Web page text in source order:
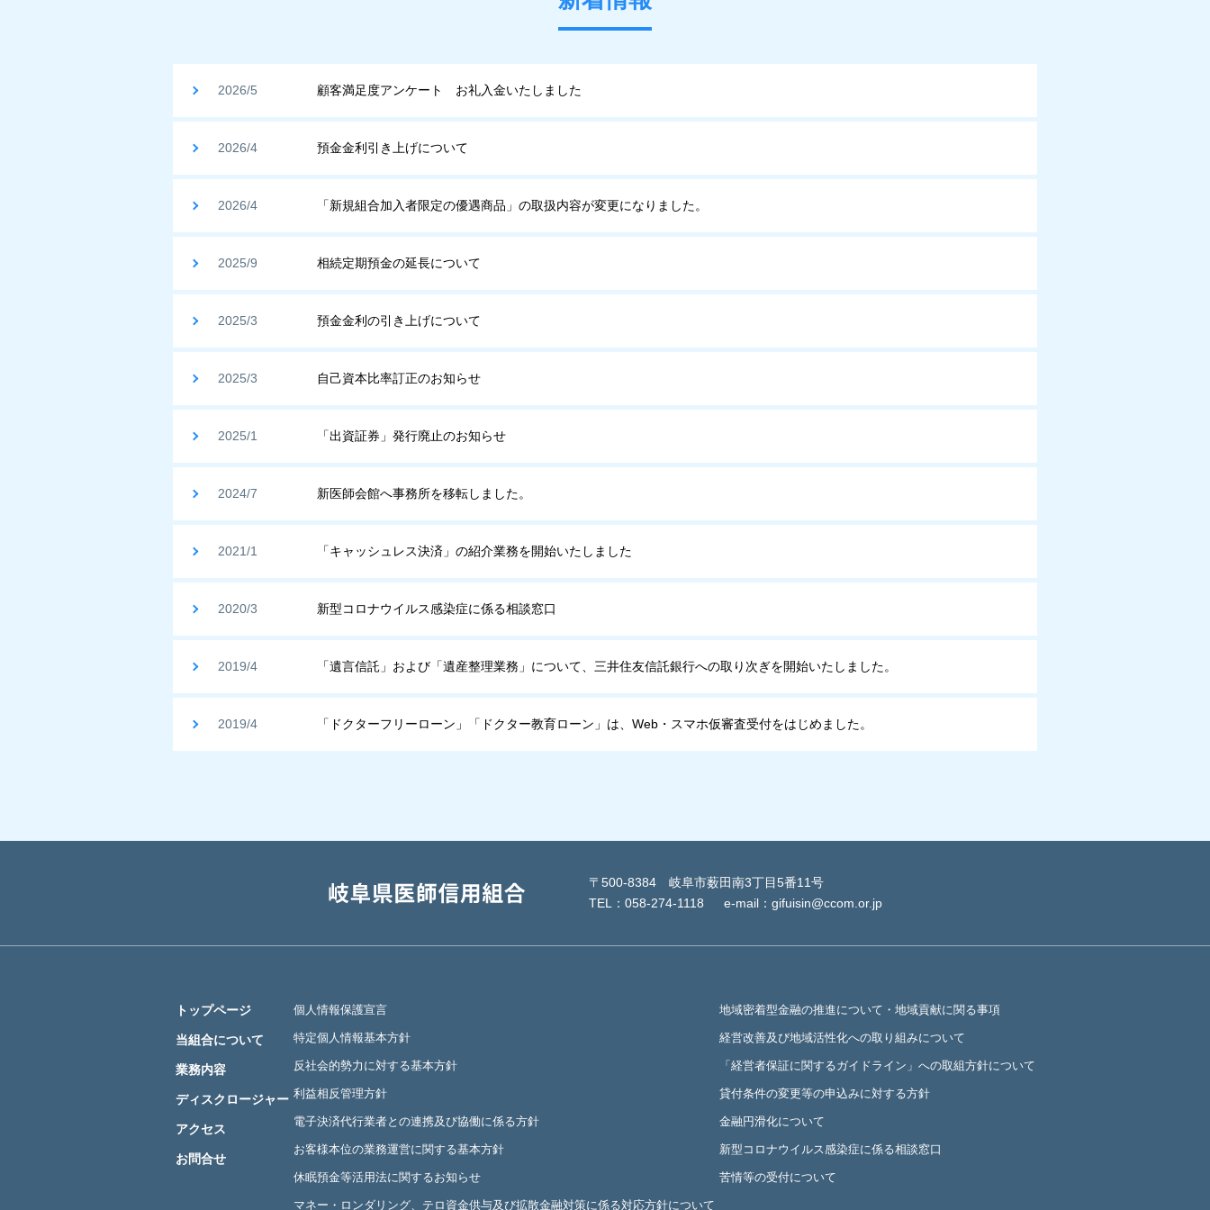
2026/5 顧客満足度アンケート お礼入金いたしました
2026/4 預金金利引き上げについて
2026/4 「新規組合加入者限定の優遇商品」の取扱内容が変更になりました。
2025/9 相続定期預金の延長について
2025/3 預金金利の引き上げについて
2025/3 自己資本比率訂正のお知らせ
2025/1 「出資証券」発行廃止のお知らせ
2024/7 新医師会館へ事務所を移転しました。
2021/1 「キャッシュレス決済」の紹介業務を開始いたしました
2020/3 新型コロナウイルス感染症に係る相談窓口
2019/4 「遺言信託」および「遺産整理業務」について、三井住友信託銀行への取り次ぎを開始いたしました。
2019/4 「ドクターフリーローン」「ドクター教育ローン」は、Web・スマホ仮審査受付をはじめました。
〒500-8384 岐阜市薮田南3丁目5番11号
TEL： 058-274-1118 e-mail：gifuisin@ccom.or.jp
トップページ
当組合について
業務内容
ディスクロージャー
アクセス
お問合せ
個人情報保護宣言
特定個人情報基本方針
反社会的勢力に対する基本方針
利益相反管理方針
電子決済代行業者との連携及び協働に係る方針
お客様本位の業務運営に関する基本方針
休眠預金等活用法に関するお知らせ
マネー・ロンダリング、テロ資金供与及び拡散金融対策に係る対応方針について
地域密着型金融の推進について・地域貢献に関る事項
経営改善及び地域活性化への取り組みについて
「経営者保証に関するガイドライン」への取組方針について
貸付条件の変更等の申込みに対する方針
金融円滑化について
新型コロナウイルス感染症に係る相談窓口
苦情等の受付について